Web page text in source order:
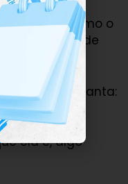
.
como o
vocabulário de
Guy, Billie canta:
mama sad
usada para
ela é, algo